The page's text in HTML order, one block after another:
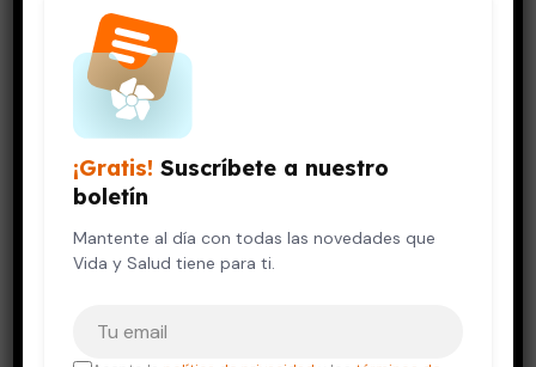
Videos de Salud
DIGESTIÓN Y NUTRICIÓN
Probióticos y prebióticos
12 de octubre, 2023
¡Gratis! Suscríbete a nuestro
boletín
Mantente al día con todas las novedades que
Vida y Salud tiene para ti.